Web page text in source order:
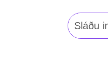
Leita
að: